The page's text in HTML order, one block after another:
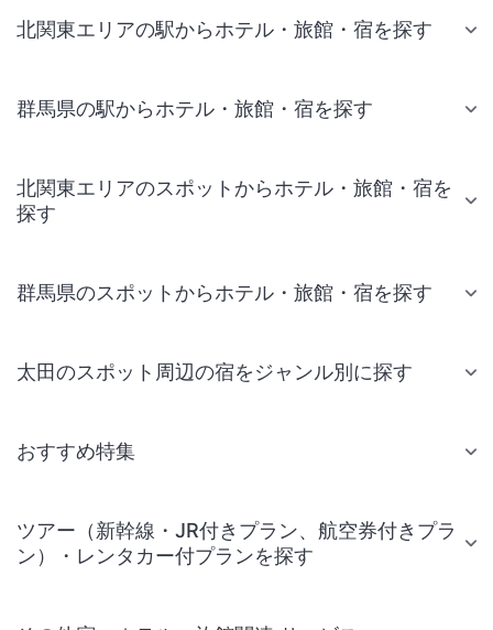
北関東エリアの駅からホテル・旅館・宿を探す
群馬県の駅からホテル・旅館・宿を探す
北関東エリアのスポットからホテル・旅館・宿を
探す
群馬県のスポットからホテル・旅館・宿を探す
太田のスポット周辺の宿をジャンル別に探す
おすすめ特集
ツアー（新幹線・JR付きプラン、航空券付きプラ
ン）・レンタカー付プランを探す